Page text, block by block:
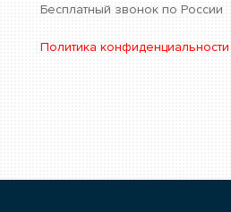
Бесплатный звонок по России
Политика конфиденциальности